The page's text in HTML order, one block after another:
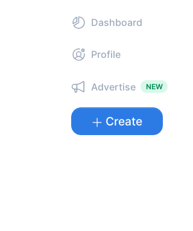
Dashboard
Profile
Advertise NEW
Create